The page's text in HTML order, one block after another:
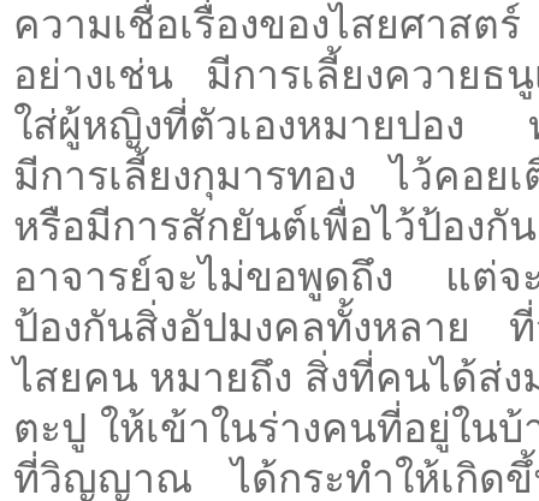
ความเชื่อเรื่องของไสยศาส
อย่างเช่น มีการเลี้ยงควายธ
ใส่ผู้หญิงที่ตัวเองหมายปอง
มีการเลี้ยงกุมารทอง ไว้คอ
หรือมีการสักยันต์เพื่อไว้ป้อ
อาจารย์จะไม่ขอพูดถึง แต่จ
ป้องกันสิ่งอัปมงคลทั้งหลาย
ไสยคน หมายถึง สิ่งที่คนได้ส่ง
ตะปู ให้เข้าในร่างคนที่อยู่ใ
ที่วิญญาณ ได้กระทำให้เกิด